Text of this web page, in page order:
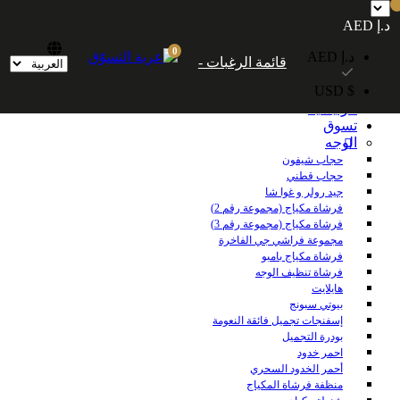
درهمًا إماراتيًا. شحن مجاني عالميًا للطلبات التي تزيد قيمتها عن 600 درهم إماراتي.
تسوق
الوجه
حجاب شيفون
حجاب قطني
جيد رولر و غوا شا
فرشاة مكياج (مجموعة رقم 2)
فرشاة مكياج (مجموعة رقم 3)
مجموعة فراشي جي الفاخرة
فرشاة مكياج بامبو
فرشاة تنظيف الوجه
هايلايت
بيوتي سبونج
إسفنجات تجميل فائقة النعومة
بودرة التجميل
احمر خدود
أحمر الخدود السحري
منظفة فرشاة المكياج
د.إ AED
د.إ AED
$ USD
قائمة الرغبات -
0